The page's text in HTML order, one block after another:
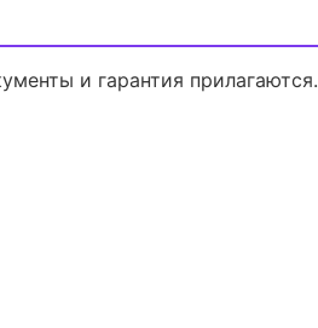
и гарантия прилагаются.